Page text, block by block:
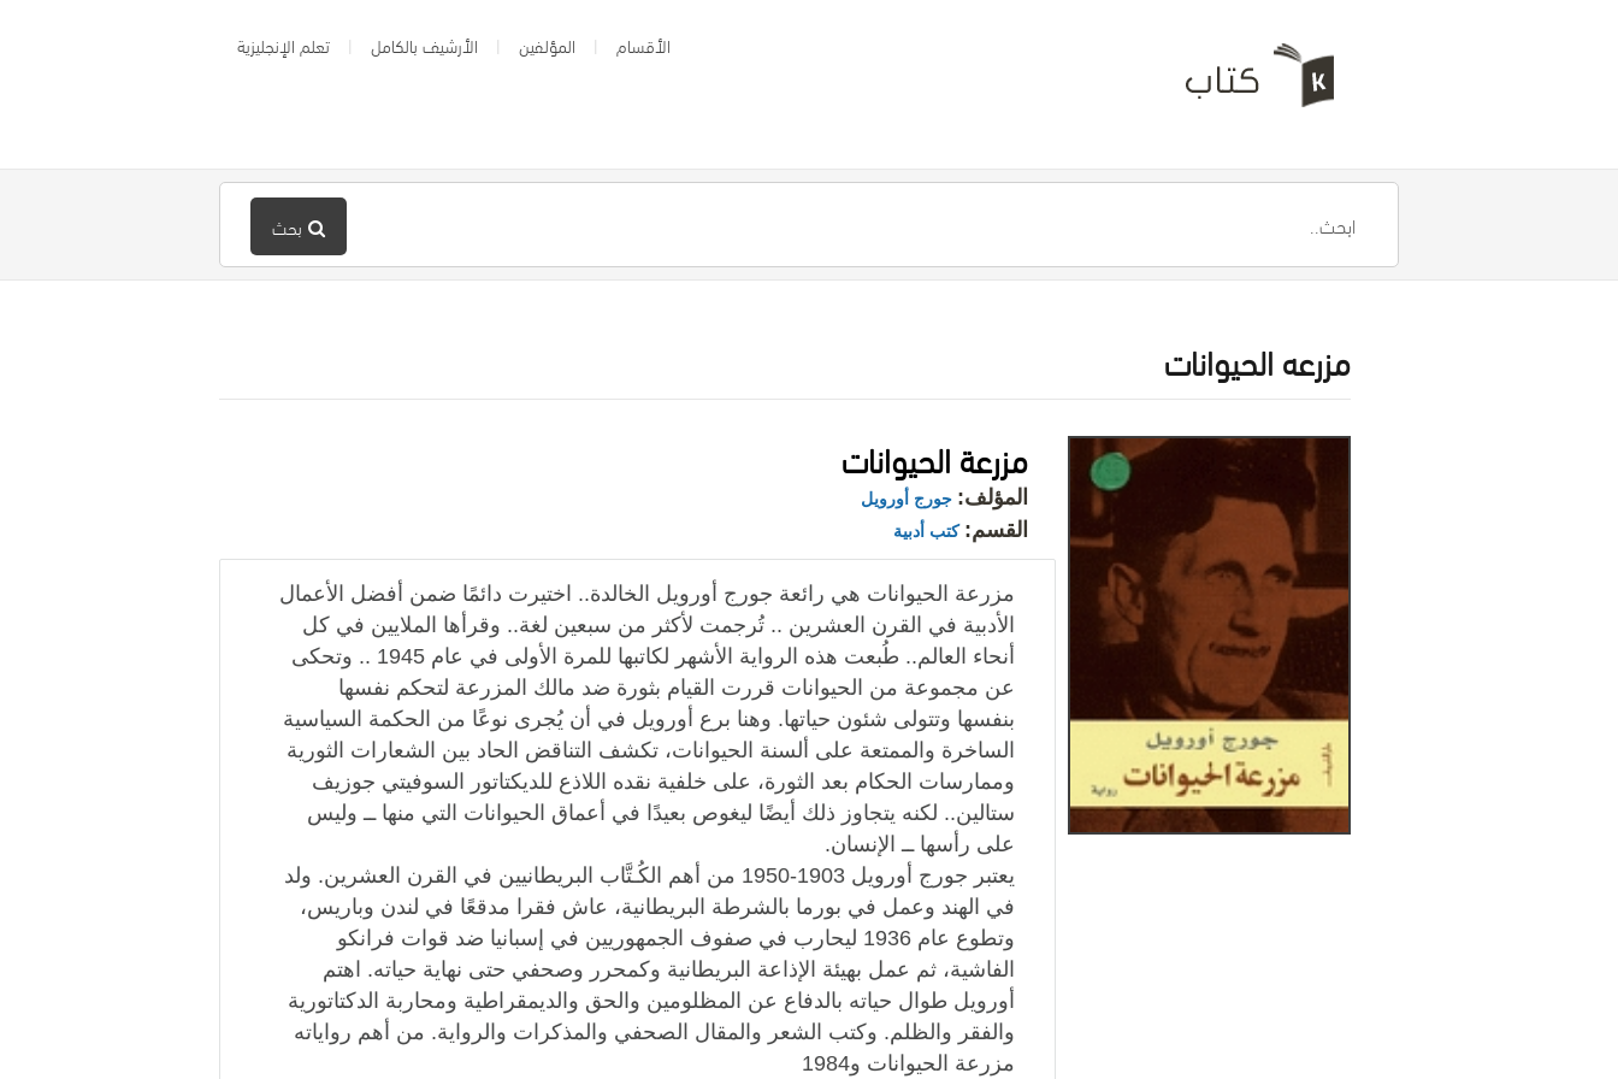
الأقسام المؤلفين الأرشيف بالكامل تعلم الإنجليزية
بحث
مزرعه الحيوانات
مزرعة الحيوانات
المؤلف: جورج أورويل
القسم: كتب أدبية
مزرعة الحيوانات هي رائعة جورج أورويل الخالدة.. اختيرت دائمًا ضمن أفضل الأعمال
الأدبية في القرن العشرين .. تُرجمت لأكثر من سبعين لغة.. وقرأها الملايين في كل
أنحاء العالم.. طُبعت هذه الرواية الأشهر لكاتبها للمرة الأولى في عام 1945 .. وتحكى
عن مجموعة من الحيوانات قررت القيام بثورة ضد مالك المزرعة لتحكم نفسها
بنفسها وتتولى شئون حياتها. وهنا برع أورويل في أن يُجرى نوعًا من الحكمة السياسية
الساخرة والممتعة على ألسنة الحيوانات، تكشف التناقض الحاد بين الشعارات الثورية
وممارسات الحكام بعد الثورة، على خلفية نقده اللاذع للديكتاتور السوفيتي جوزيف
ستالين.. لكنه يتجاوز ذلك أيضًا ليغوص بعيدًا في أعماق الحيوانات التي منها ــ وليس
على رأسها ــ الإنسان.
يعتبر جورج أورويل 1903-1950 من أهم الكُـتَّاب البريطانيين في القرن العشرين. ولد
في الهند وعمل في بورما بالشرطة البريطانية، عاش فقرا مدقعًا في لندن وباريس،
وتطوع عام 1936 ليحارب في صفوف الجمهوريين في إسبانيا ضد قوات فرانكو
الفاشية، ثم عمل بهيئة الإذاعة البريطانية وكمحرر وصحفي حتى نهاية حياته. اهتم
أورويل طوال حياته بالدفاع عن المظلومين والحق والديمقراطية ومحاربة الدكتاتورية
والفقر والظلم. وكتب الشعر والمقال الصحفي والمذكرات والرواية. من أهم رواياته
مزرعة الحيوانات و1984